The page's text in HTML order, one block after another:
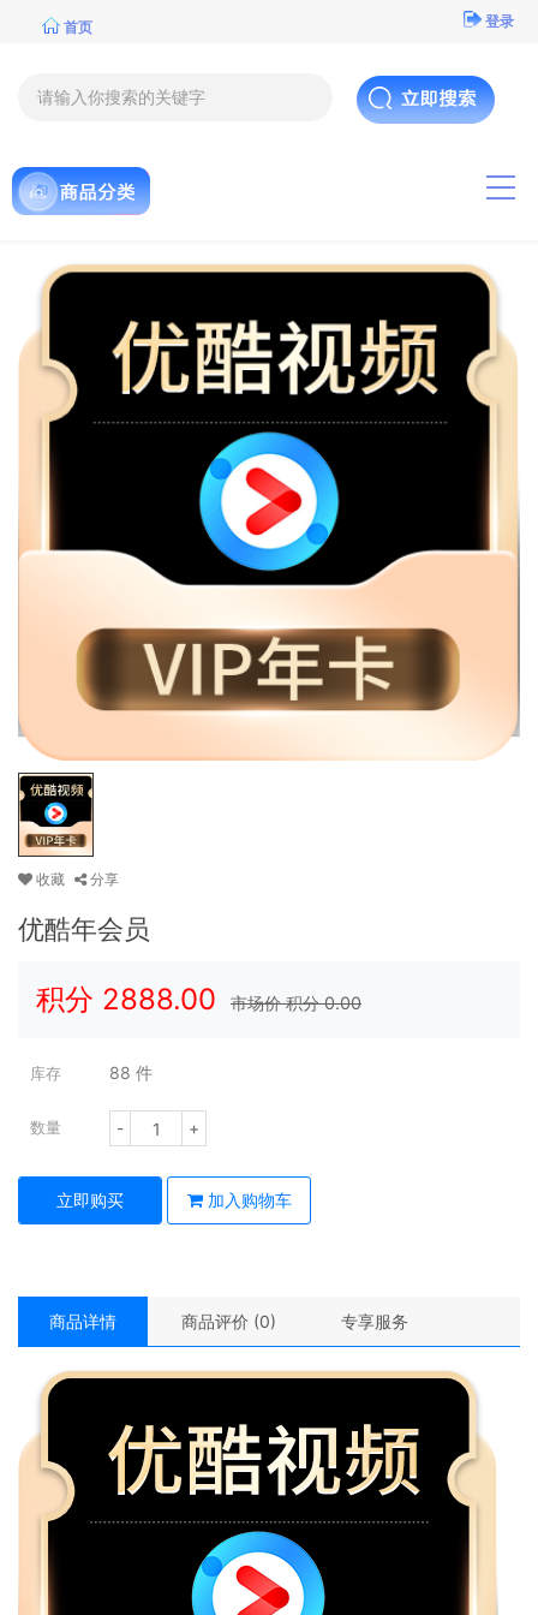
首页 登录
收藏 分享
优酷年会员
积分 2888.00 市场价 积分0.00
库存 88 件
数量 - +
立即购买 加入购物车
商品详情 商品评价 (0) 专享服务